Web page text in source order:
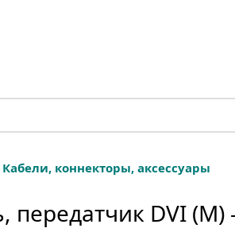
Кабели, коннекторы, аксессуары
DVI (M)